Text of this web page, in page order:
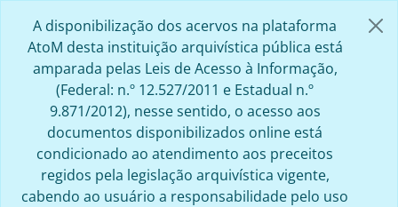
A disponibilização dos acervos na plataforma
AtoM desta instituição arquivística pública está
amparada pelas Leis de Acesso à Informação,
(Federal: n.º 12.527/2011 e Estadual n.º
9.871/2012), nesse sentido, o acesso aos
documentos disponibilizados online está
condicionado ao atendimento aos preceitos
regidos pela legislação arquivística vigente,
cabendo ao usuário a responsabilidade pelo uso